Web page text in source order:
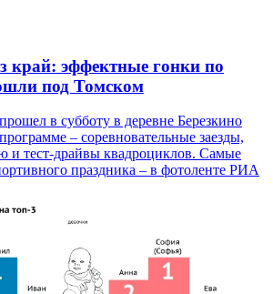
край: эффектные гонки по
под Томском
в субботу в деревне Березкино
– соревновательные заезды,
и тест-драйвы квадроциклов. Самые
праздника – в фотоленте РИА